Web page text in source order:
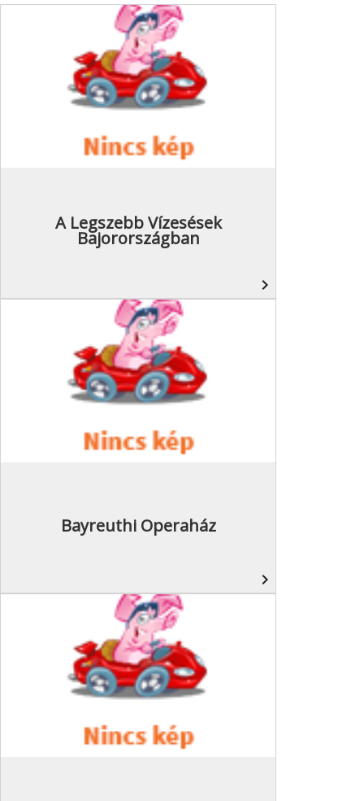
A Legszebb Vízesések
Bajorországban
navigate_next
Bayreuthi Operaház
navigate_next